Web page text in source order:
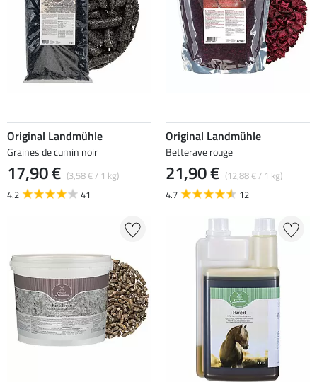
Original Landmühle
Graines de cumin noir
17,90 € (3,58 € / 1 kg)
4.2
41
Original Landmühle
Betterave rouge
21,90 € (12,88 € / 1 kg)
4.7
12